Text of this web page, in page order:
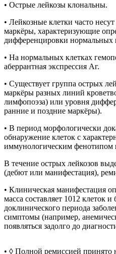
• Острые лейкозы клональны.
• Лейкозные клетки часто
маркёры, характеризующие
дифференцировки нормальных
• На нормальных клетках
аберрантная экспрессия Аг.
• Существует группа острых
маркёры разных линий
лимфопоэза) или уровня
ранние и поздние маркёры).
• В период морфологически
обнаружение клеток с
иммунологическим фенотипом
В течение острых лейкозов
(дебют или манифестация),
• Клиническая манифестация
масса составляет 1012 клеток
доклинического периода
симптомы (например,
появляться задолго до
• ◊ Полной ремиссией принято